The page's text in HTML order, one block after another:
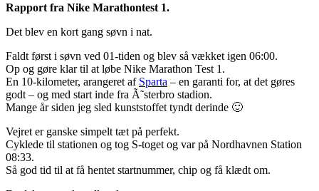
Rapport fra Nike Marathontest 1.
Det blev en kort gang søvn i nat.
Faldt først i søvn ved 01-tiden og blev så vækket igen 06:00.
Op og gøre klar til at løbe Nike Marathon Test 1.
En 10-kilometer, arangeret af Sparta – en garanti for, at det gøres
godt – og med start inde fra Ã˜sterbro stadion.
Mange år siden jeg sled kunststoffet tyndt derinde 🙂
Vejret er ganske simpelt tæt på perfekt.
Cyklede til stationen og tog S-toget og var på Nordhavnen Station
08:33.
Så god tid til at få hentet startnummer, chip og få klædt om.